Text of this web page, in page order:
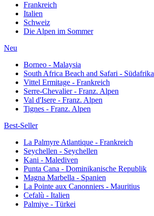
Frankreich
Italien
Schweiz
Die Alpen im Sommer
Neu
Borneo - Malaysia
South Africa Beach and Safari - Südafrika
Vittel Ermitage - Frankreich
Serre-Chevalier - Franz. Alpen
Val d'Isere - Franz. Alpen
Tignes - Franz. Alpen
Best-Seller
La Palmyre Atlantique - Frankreich
Seychellen - Seychellen
Kani - Malediven
Punta Cana - Dominikanische Republik
Magna Marbella - Spanien
La Pointe aux Canonniers - Mauritius
Cefalù - Italien
Palmiye - Türkei